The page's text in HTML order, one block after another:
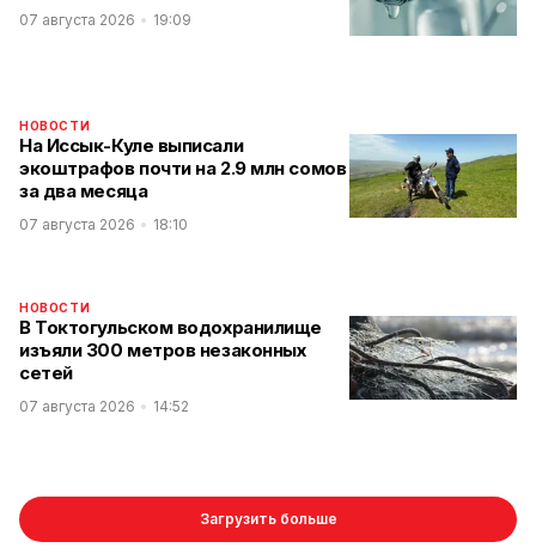
07 августа 2026 19:09
НОВОСТИ
На Иссык-Куле выписали
экоштрафов почти на 2.9 млн сомов
за два месяца
07 августа 2026 18:10
НОВОСТИ
В Токтогульском водохранилище
изъяли 300 метров незаконных
сетей
07 августа 2026 14:52
Загрузить больше